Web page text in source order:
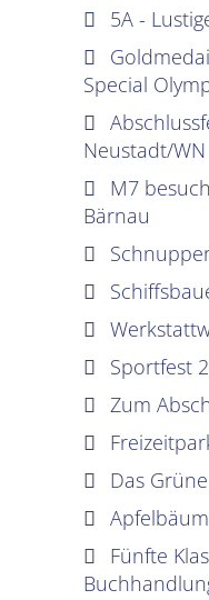
5A -
Special
Neustadt/WN
M7
Bärnau
Sportfest
Zum
Das
Fünfte